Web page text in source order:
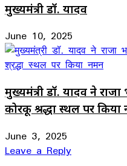
मुख्यमंत्री डॉ. यादव
June 10, 2025
मुख्यमंत्री डॉ. यादव ने राजा
कोरकू श्रद्धा स्थल पर किया
June 3, 2025
Leave a Reply